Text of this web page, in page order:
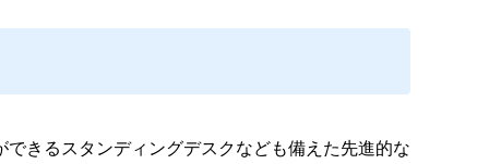
きるスタンディングデスクなども備えた先進的な